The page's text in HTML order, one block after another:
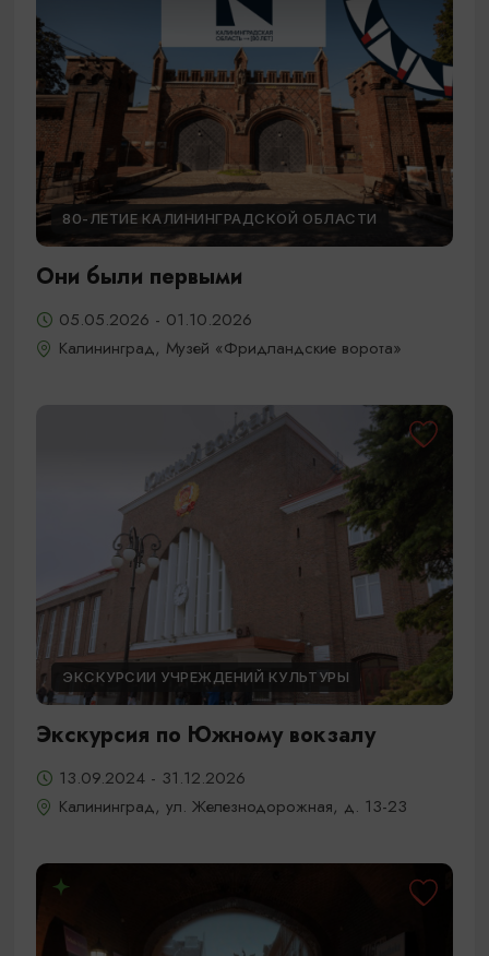
80-ЛЕТИЕ КАЛИНИНГРАДСКОЙ ОБЛАСТИ
Они были первыми
05.05.2026 - 01.10.2026
Калининград, Музей «Фридландские ворота»
ЭКСКУРСИИ УЧРЕЖДЕНИЙ КУЛЬТУРЫ
Экскурсия по Южному вокзалу
13.09.2024 - 31.12.2026
Калининград, ул. Железнодорожная, д. 13-23